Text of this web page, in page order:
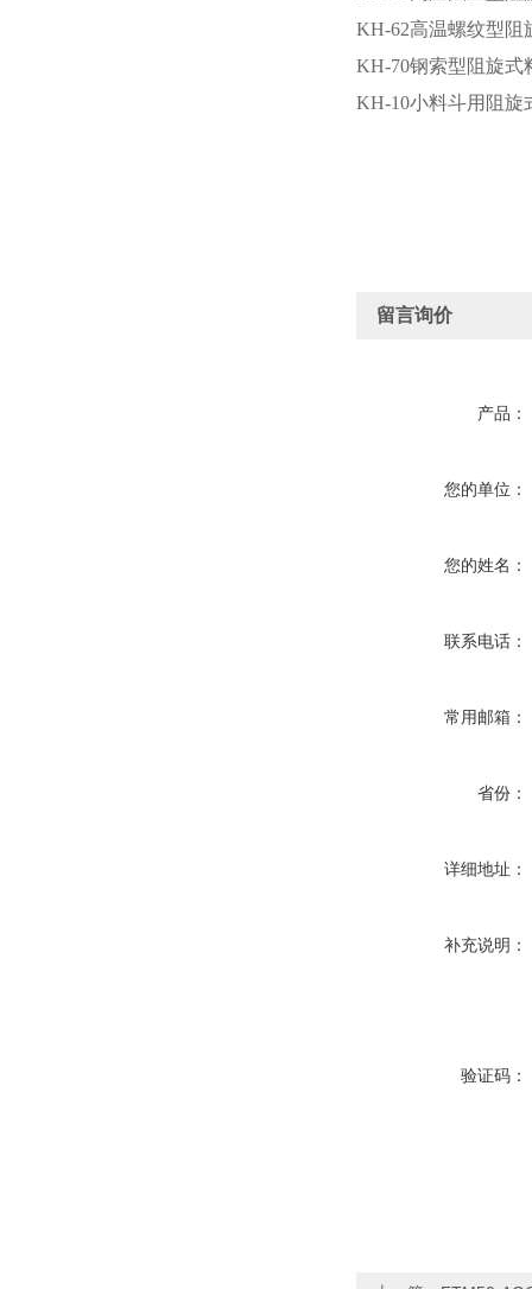
KH-62高温螺纹型阻
KH-70钢索型阻旋式
KH-10小料斗用阻旋
留言询价
产品：
您的单位：
您的姓名：
联系电话：
常用邮箱：
省份：
详细地址：
补充说明：
验证码：